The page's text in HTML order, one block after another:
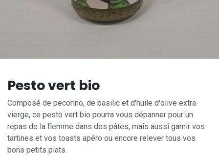
Pesto vert bio
Composé de pecorino, de basilic et d'huile d'olive extra-
vierge, ce pesto vert bio pourra vous dépanner pour un
repas de la flemme dans des pâtes, mais aussi garnir vos
tartines et vos toasts apéro ou encore relever tous vos
bons petits plats.